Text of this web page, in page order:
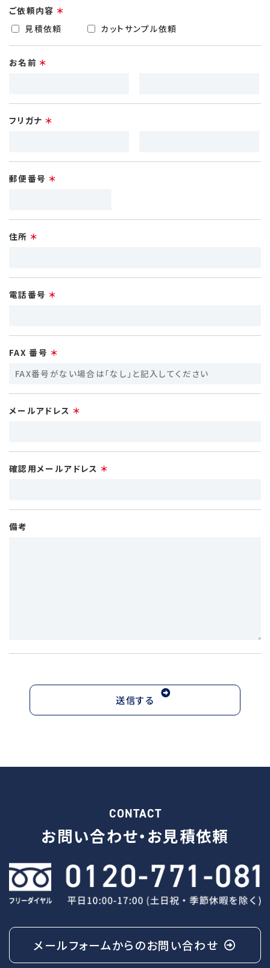
ご依頼内容
見積依頼
カットサンプル依頼
お名前
フリガナ
郵便番号
住所
電話番号
FAX 番号
メールアドレス
確認用メールアドレス
備考
CONTACT
お問い合わせ・お見積依頼
メールフォームからのお問い合わせ